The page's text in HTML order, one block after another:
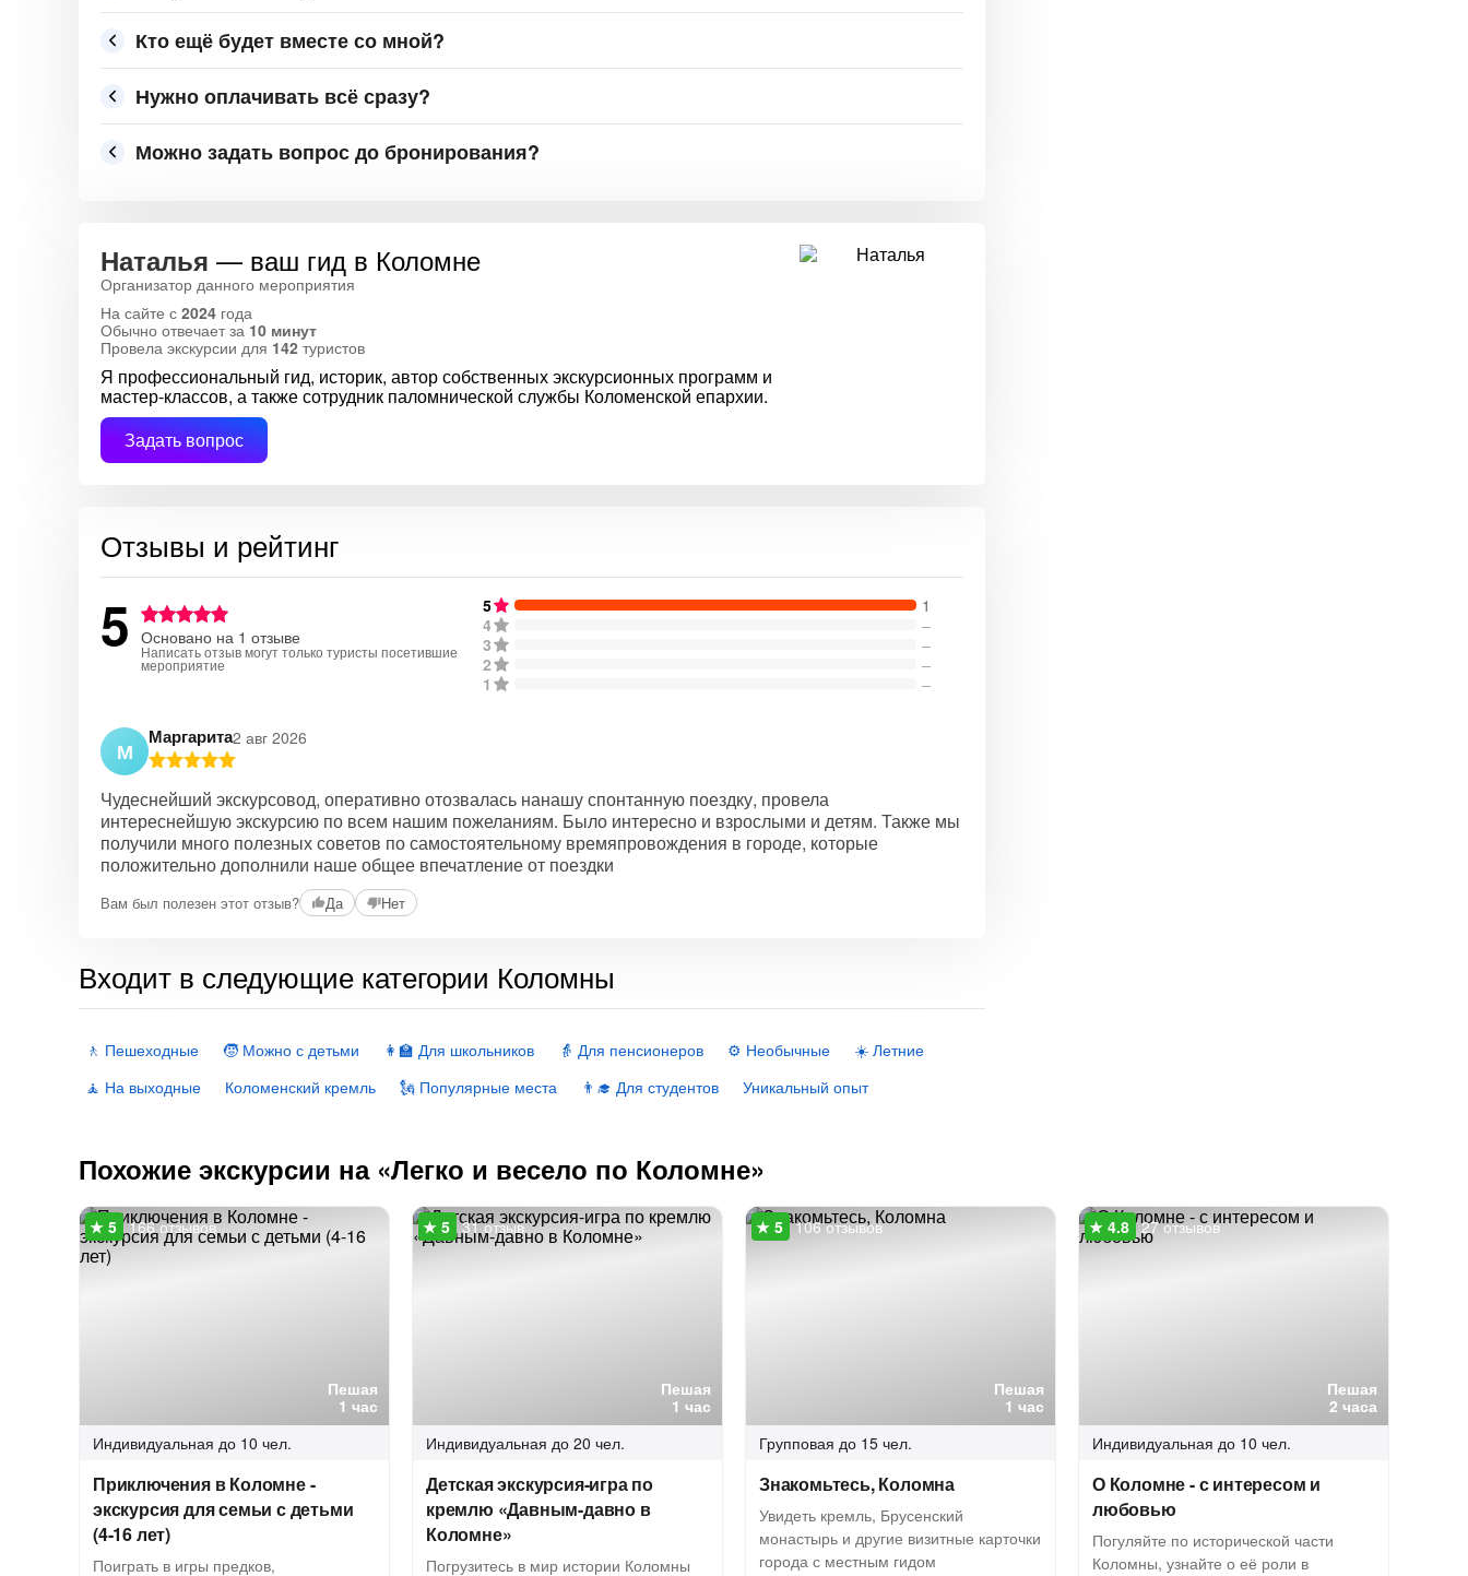
Кто ещё будет вместе со мной?
Нужно оплачивать всё сразу?
Можно задать вопрос до бронирования?
Наталья — ваш гид в Коломне
Организатор данного мероприятия
На сайте с 2024 года
Обычно отвечает за 10 минут
Провела экскурсии для 142 туристов
Я профессиональный гид, историк, автор собственных экскурсионных программ и
мастер-классов, а также сотрудник паломнической службы Коломенской епархии.
Задать вопрос
Отзывы и рейтинг
5 Основано на 1 отзыве
Написать отзыв могут только туристы посетившие
мероприятие
5
1
4
–
3
–
2
–
1
–
М
Маргарита2 авг 2026
Чудеснейший экскурсовод, оперативно отозвалась нанашу спонтанную поездку, провела
интереснейшую экскурсию по всем нашим пожеланиям. Было интересно и взрослыми и детям. Также мы
получили много полезных советов по самостоятельному времяпровождения в городе, которые
положительно дополнили наше общее впечатление от поездки
Вам был полезен этот отзыв? Да Нет
Входит в следующие категории Коломны
🚶 Пешеходные 🧒 Можно с детьми 👩‍🏫 Для школьников 👵 Для пенсионеров ⚙️ Необычные
☀️ Летние
🧘 На выходные
Коломенский кремль 🗽 Популярные места 👨‍🎓 Для студентов Уникальный опыт
Похожие экскурсии на «Легко и весело по Коломне»
Пешая
1 час
166 отзывов
Индивидуальная до 10 чел.
Приключения в Коломне -
экскурсия для семьи с детьми
(4-16 лет)
Поиграть в игры предков,
Пешая
1 час
31 отзыв
Индивидуальная до 20 чел.
Детская экскурсия-игра по
кремлю «Давным-давно в
Коломне»
Погрузитесь в мир истории Коломны
Пешая
1 час
106 отзывов
Групповая до 15 чел.
Знакомьтесь, Коломна
Увидеть кремль, Брусенский
монастырь и другие визитные карточки
города с местным гидом
Пешая
2 часа
27 отзывов
Индивидуальная до 10 чел.
О Коломне - с интересом и
любовью
Погуляйте по исторической части
Коломны, узнайте о её роли в